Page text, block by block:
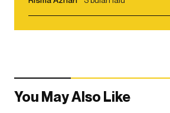
You May Also Like